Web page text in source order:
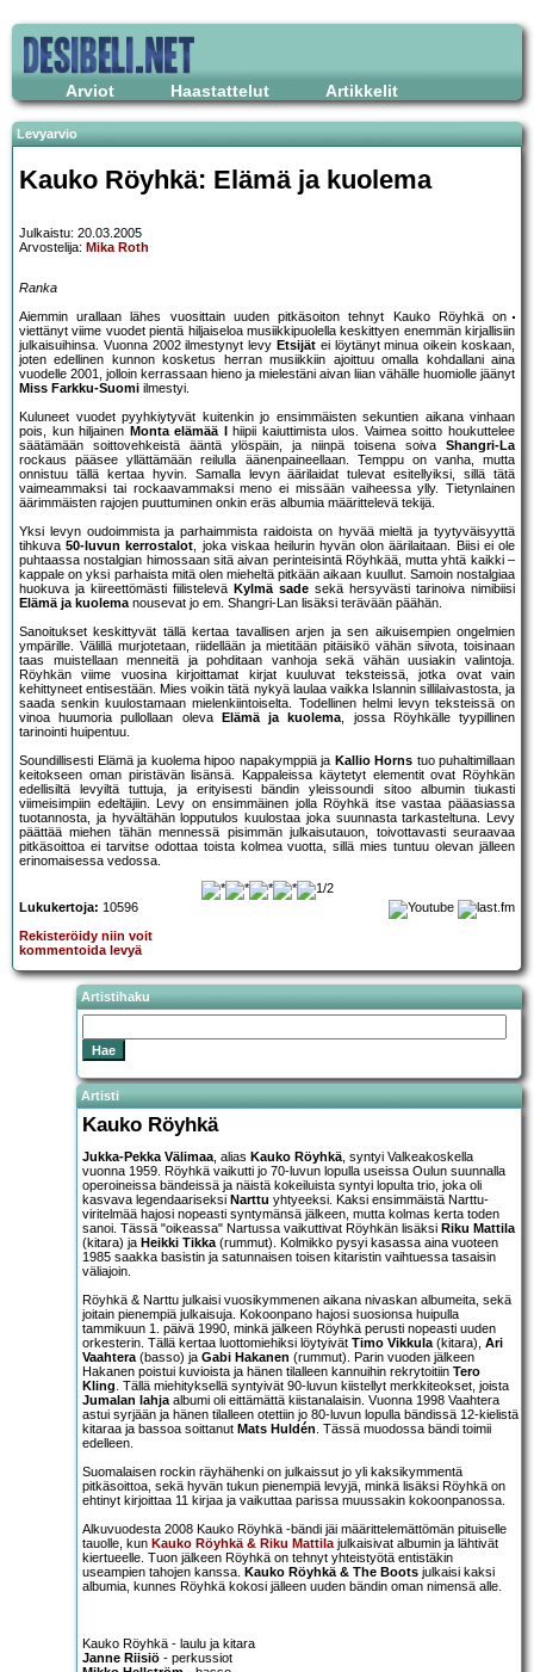
Arviot Haastattelut Artikkelit
Levyarvio
Kauko Röyhkä: Elämä ja kuolema
Julkaistu: 20.03.2005
Arvostelija: Mika Roth
Ranka
Aiemmin urallaan lähes vuosittain uuden pitkäsoiton tehnyt Kauko Röyhkä on
viettänyt viime vuodet pientä hiljaiseloa musiikkipuolella keskittyen enemmän kirjallisiin
julkaisuihinsa. Vuonna 2002 ilmestynyt levy Etsijät ei löytänyt minua oikein koskaan,
joten edellinen kunnon kosketus herran musiikkiin ajoittuu omalla kohdallani aina
vuodelle 2001, jolloin kerrassaan hieno ja mielestäni aivan liian vähälle huomiolle jäänyt
Miss Farkku-Suomi ilmestyi.
Kuluneet vuodet pyyhkiytyvät kuitenkin jo ensimmäisten sekuntien aikana vinhaan
pois, kun hiljainen Monta elämää I
hiipii kaiuttimista ulos. Vaimea soitto houkuttelee
säätämään soittovehkeistä ääntä ylöspäin, ja niinpä toisena soiva Shangri-La
rockaus pääsee yllättämään reilulla äänenpaineellaan. Temppu on vanha, mutta
onnistuu tällä kertaa hyvin. Samalla levyn äärilaidat tulevat esitellyiksi, sillä tätä
vaimeammaksi tai rockaavammaksi meno ei missään vaiheessa ylly. Tietynlainen
äärimmäisten rajojen puuttuminen onkin eräs albumia määrittelevä tekijä.
Yksi levyn oudoimmista ja parhaimmista raidoista on hyvää mieltä ja tyytyväisyyttä
tihkuva50-luvun kerrostalot, joka viskaa heilurin hyvän olon äärilaitaan. Biisi ei ole
puhtaassa nostalgian himossaan sitä aivan perinteisintä Röyhkää, mutta yhtä kaikki –
kappale on yksi parhaista mitä olen mieheltä pitkään aikaan kuullut. Samoin nostalgiaa
huokuva ja kiireettömästi fiilistelevä Kylmä sade sekä hersyvästi tarinoiva nimibiisi
Elämä ja kuolemanousevat jo em. Shangri-Lan lisäksi terävään päähän.
Sanoitukset keskittyvät tällä kertaa tavallisen arjen ja sen aikuisempien ongelmien
ympärille. Välillä murjotetaan, riidellään ja mietitään pitäisikö vähän siivota, toisinaan
taas muistellaan menneitä ja pohditaan vanhoja sekä vähän uusiakin valintoja.
Röyhkän viime vuosina kirjoittamat kirjat kuuluvat teksteissä, jotka ovat vain
kehittyneet entisestään. Mies voikin tätä nykyä laulaa vaikka Islannin sillilaivastosta, ja
saada senkin kuulostamaan mielenkiintoiselta. Todellinen helmi levyn teksteissä on
vinoa huumoria pullollaan oleva
Elämä ja kuolema, jossa Röyhkälle tyypillinen
tarinointi huipentuu.
Soundillisesti Elämä ja kuolema hipoo napakymppiä ja Kallio Horns tuo puhaltimillaan
keitokseen oman piristävän lisänsä. Kappaleissa käytetyt elementit ovat Röyhkän
edellisiltä levyiltä tuttuja, ja erityisesti bändin yleissoundi sitoo albumin tiukasti
viimeisimpiin edeltäjiin. Levy on ensimmäinen jolla Röyhkä itse vastaa pääasiassa
tuotannosta, ja hyvältähän lopputulos kuulostaa joka suunnasta tarkasteltuna. Levy
päättää miehen tähän mennessä pisimmän julkaisutauon, toivottavasti seuraavaa
pitkäsoittoa ei tarvitse odottaa toista kolmea vuotta, sillä mies tuntuu olevan jälleen
erinomaisessa vedossa.
Lukukertoja: 10596
Rekisteröidy niin voit
kommentoida levyä
Artistihaku
Artisti
Kauko Röyhkä
Jukka-Pekka Välimaa , alias Kauko Röyhkä , syntyi Valkeakoskella
vuonna 1959. Röyhkä vaikutti jo 70-luvun lopulla useissa Oulun suunnalla
operoineissa bändeissä ja näistä kokeiluista syntyi lopulta trio, joka oli
kasvava legendaariseksi Narttu yhtyeeksi. Kaksi ensimmäistä Narttu-
viritelmää hajosi nopeasti syntymänsä jälkeen, mutta kolmas kerta toden
sanoi. Tässä "oikeassa" Nartussa vaikuttivat Röyhkän lisäksi Riku Mattila
(kitara) ja Heikki Tikka (rummut). Kolmikko pysyi kasassa aina vuoteen
1985 saakka basistin ja satunnaisen toisen kitaristin vaihtuessa tasaisin
väliajoin.
Röyhkä & Narttu julkaisi vuosikymmenen aikana nivaskan albumeita, sekä
joitain pienempiä julkaisuja. Kokoonpano hajosi suosionsa huipulla
tammikuun 1. päivä 1990, minkä jälkeen Röyhkä perusti nopeasti uuden
orkesterin. Tällä kertaa luottomiehiksi löytyivät Timo Vikkula (kitara), Ari
Vaahtera (basso) ja Gabi Hakanen (rummut). Parin vuoden jälkeen
Hakanen poistui kuvioista ja hänen tilalleen kannuihin rekrytoitiin Tero
Kling . Tällä miehityksellä syntyivät 90-luvun kiistellyt merkkiteokset, joista
Jumalan lahja albumi oli eittämättä kiistanalaisin. Vuonna 1998 Vaahtera
astui syrjään ja hänen tilalleen otettiin jo 80-luvun lopulla bändissä 12-kielistä
kitaraa ja bassoa soittanut Mats Huldén . Tässä muodossa bändi toimii
edelleen.
Suomalaisen rockin räyhähenki on julkaissut jo yli kaksikymmentä
pitkäsoittoa, sekä hyvän tukun pienempiä levyjä, minkä lisäksi Röyhkä on
ehtinyt kirjoittaa 11 kirjaa ja vaikuttaa parissa muussakin kokoonpanossa.
Alkuvuodesta 2008 Kauko Röyhkä -bändi jäi määrittelemättömän pituiselle
tauolle, kun Kauko Röyhkä & Riku Mattila julkaisivat albumin ja lähtivät
kiertueelle. Tuon jälkeen Röyhkä on tehnyt yhteistyötä entistäkin
useampien tahojen kanssa. Kauko Röyhkä & The Boots julkaisi kaksi
albumia, kunnes Röyhkä kokosi jälleen uuden bändin oman nimensä alle.
Kauko Röyhkä - laulu ja kitara
Janne Riisiö - perkussiot